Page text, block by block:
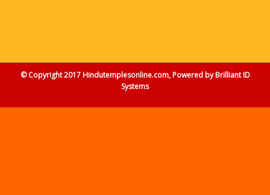
© Copyright 2017 Hindutemplesonline.com, Powered byBrilliant ID
Systems